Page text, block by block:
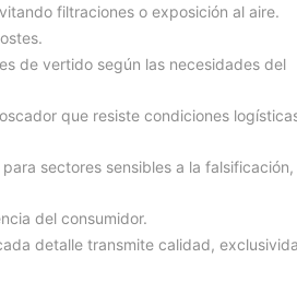
filtraciones o exposición al aire.
de vertido según las necesidades del
que resiste condiciones
sectores sensibles a la falsificación,
del consumidor.
detalle transmite calidad,